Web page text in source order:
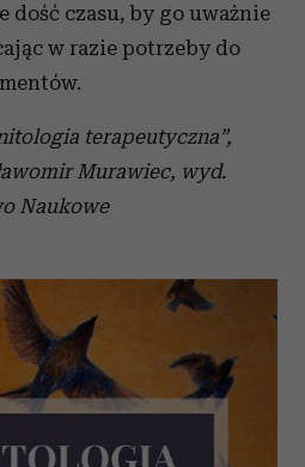
dość czasu, by go uważnie
w razie potrzeby do
terapeutyczna”,
Murawiec, wyd.
Naukowe